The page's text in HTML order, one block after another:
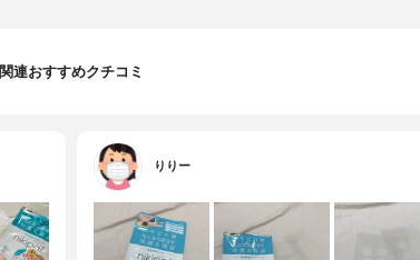
関連おすすめクチコミ
りりー